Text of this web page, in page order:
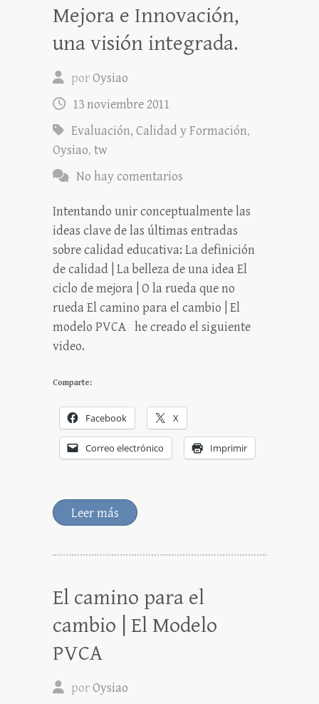
Mejora e Innovación,
una visión integrada.
porOysiao
13 noviembre 2011
Evaluación, Calidad y Formación,
Oysiao, tw
No hay comentarios
Intentando unir conceptualmente las
ideas clave de las últimas entradas
sobre calidad educativa: La definición
de calidad | La belleza de una idea El
ciclo de mejora | O la rueda que no
rueda El camino para el cambio | El
modelo PVCA he creado el siguiente
video.
Comparte:
Facebook X
Correo electrónico Imprimir
Leer más
El camino para el
cambio | El Modelo
PVCA
porOysiao